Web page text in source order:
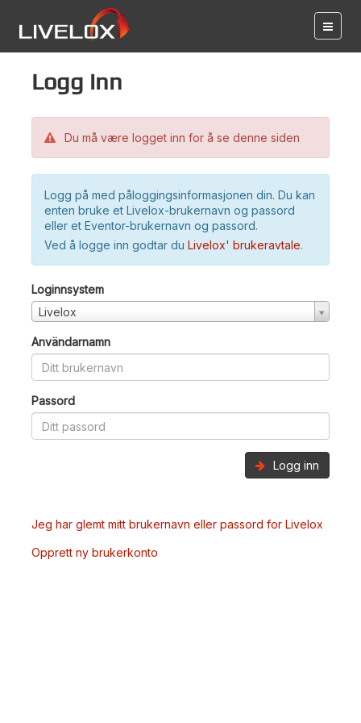
Logg inn
Du må være logget inn for å se denne siden
Logg på med påloggingsinformasjonen din. Du kan
enten bruke et Livelox-brukernavn og passord
eller et Eventor-brukernavn og passord.
Ved å logge inn godtar du Livelox' brukeravtale.
Loginnsystem
Livelox
Användarnamn
Passord
Logg inn
Jeg har glemt mitt brukernavn eller passord for Livelox
Opprett ny brukerkonto